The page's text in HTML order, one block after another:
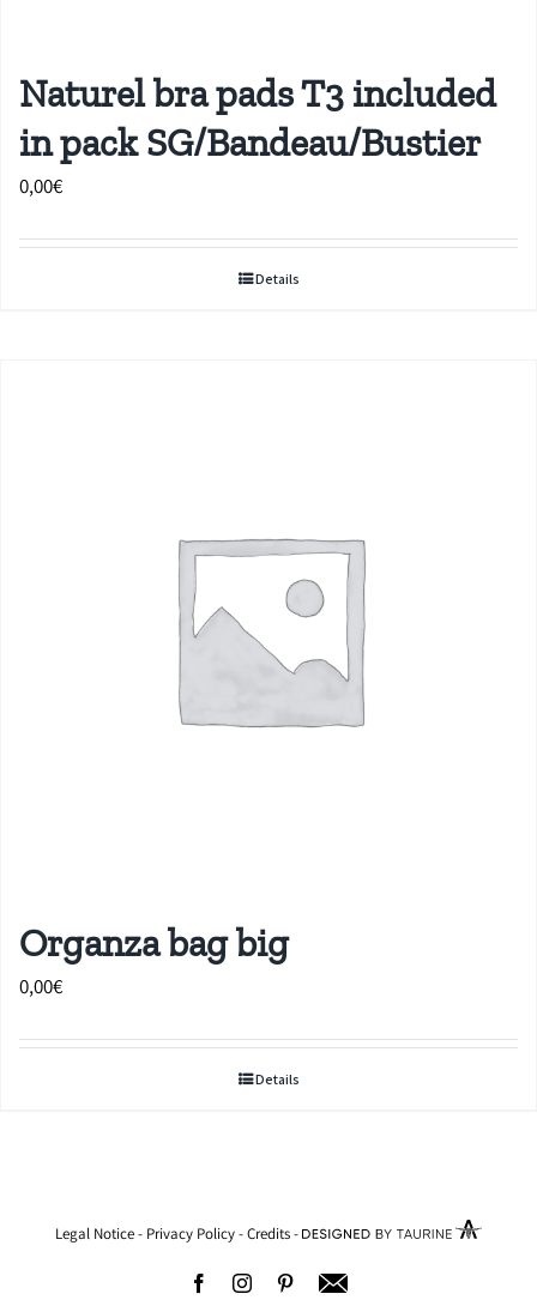
Naturel bra pads T3 included
in pack SG/Bandeau/Bustier
0,00€
Details
Organza bag big
0,00€
Details
Legal Notice- Privacy Policy-Credits-
FacebookInstagramPinterest
Adresse